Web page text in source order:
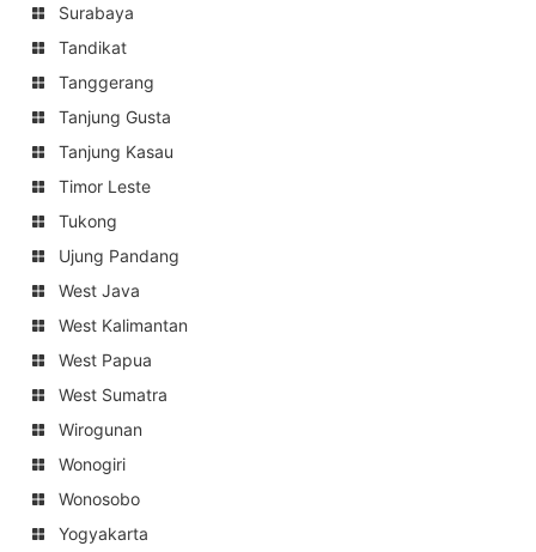
Surabaya
Tandikat
Tanggerang
Tanjung Gusta
Tanjung Kasau
Timor Leste
Tukong
Ujung Pandang
West Java
West Kalimantan
West Papua
West Sumatra
Wirogunan
Wonogiri
Wonosobo
Yogyakarta